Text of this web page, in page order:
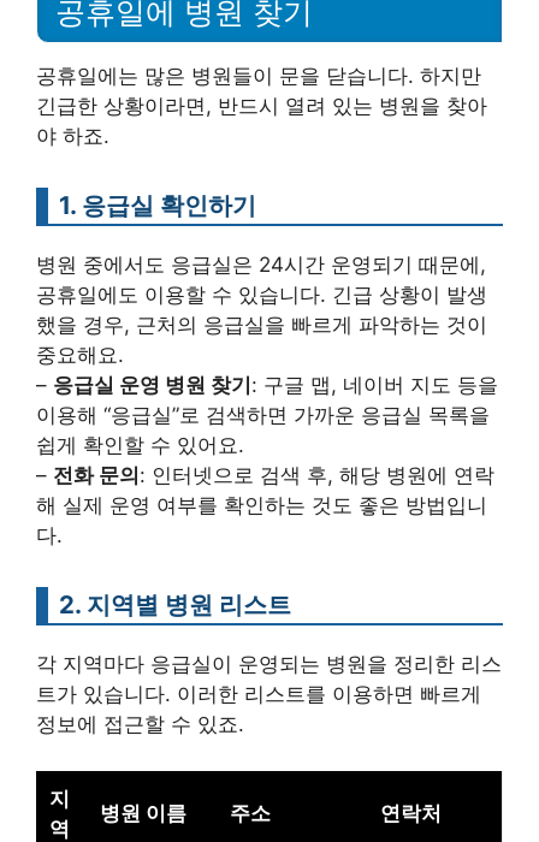
공휴일에 병원 찾기
공휴일에는 많은 병원들이 문을 닫습니다. 하지만
긴급한 상황이라면, 반드시 열려 있는 병원을 찾아
야 하죠.
1. 응급실 확인하기
병원 중에서도 응급실은 24시간 운영되기 때문에,
공휴일에도 이용할 수 있습니다. 긴급 상황이 발생
했을 경우, 근처의 응급실을 빠르게 파악하는 것이
중요해요.
– 응급실 운영 병원 찾기 : 구글 맵, 네이버 지도 등을
이용해 “응급실”로 검색하면 가까운 응급실 목록을
쉽게 확인할 수 있어요.
– 전화 문의 : 인터넷으로 검색 후, 해당 병원에 연락
해 실제 운영 여부를 확인하는 것도 좋은 방법입니
다.
2. 지역별 병원 리스트
각 지역마다 응급실이 운영되는 병원을 정리한 리스
트가 있습니다. 이러한 리스트를 이용하면 빠르게
정보에 접근할 수 있죠.
지
역
병원 이름 주소 연락처